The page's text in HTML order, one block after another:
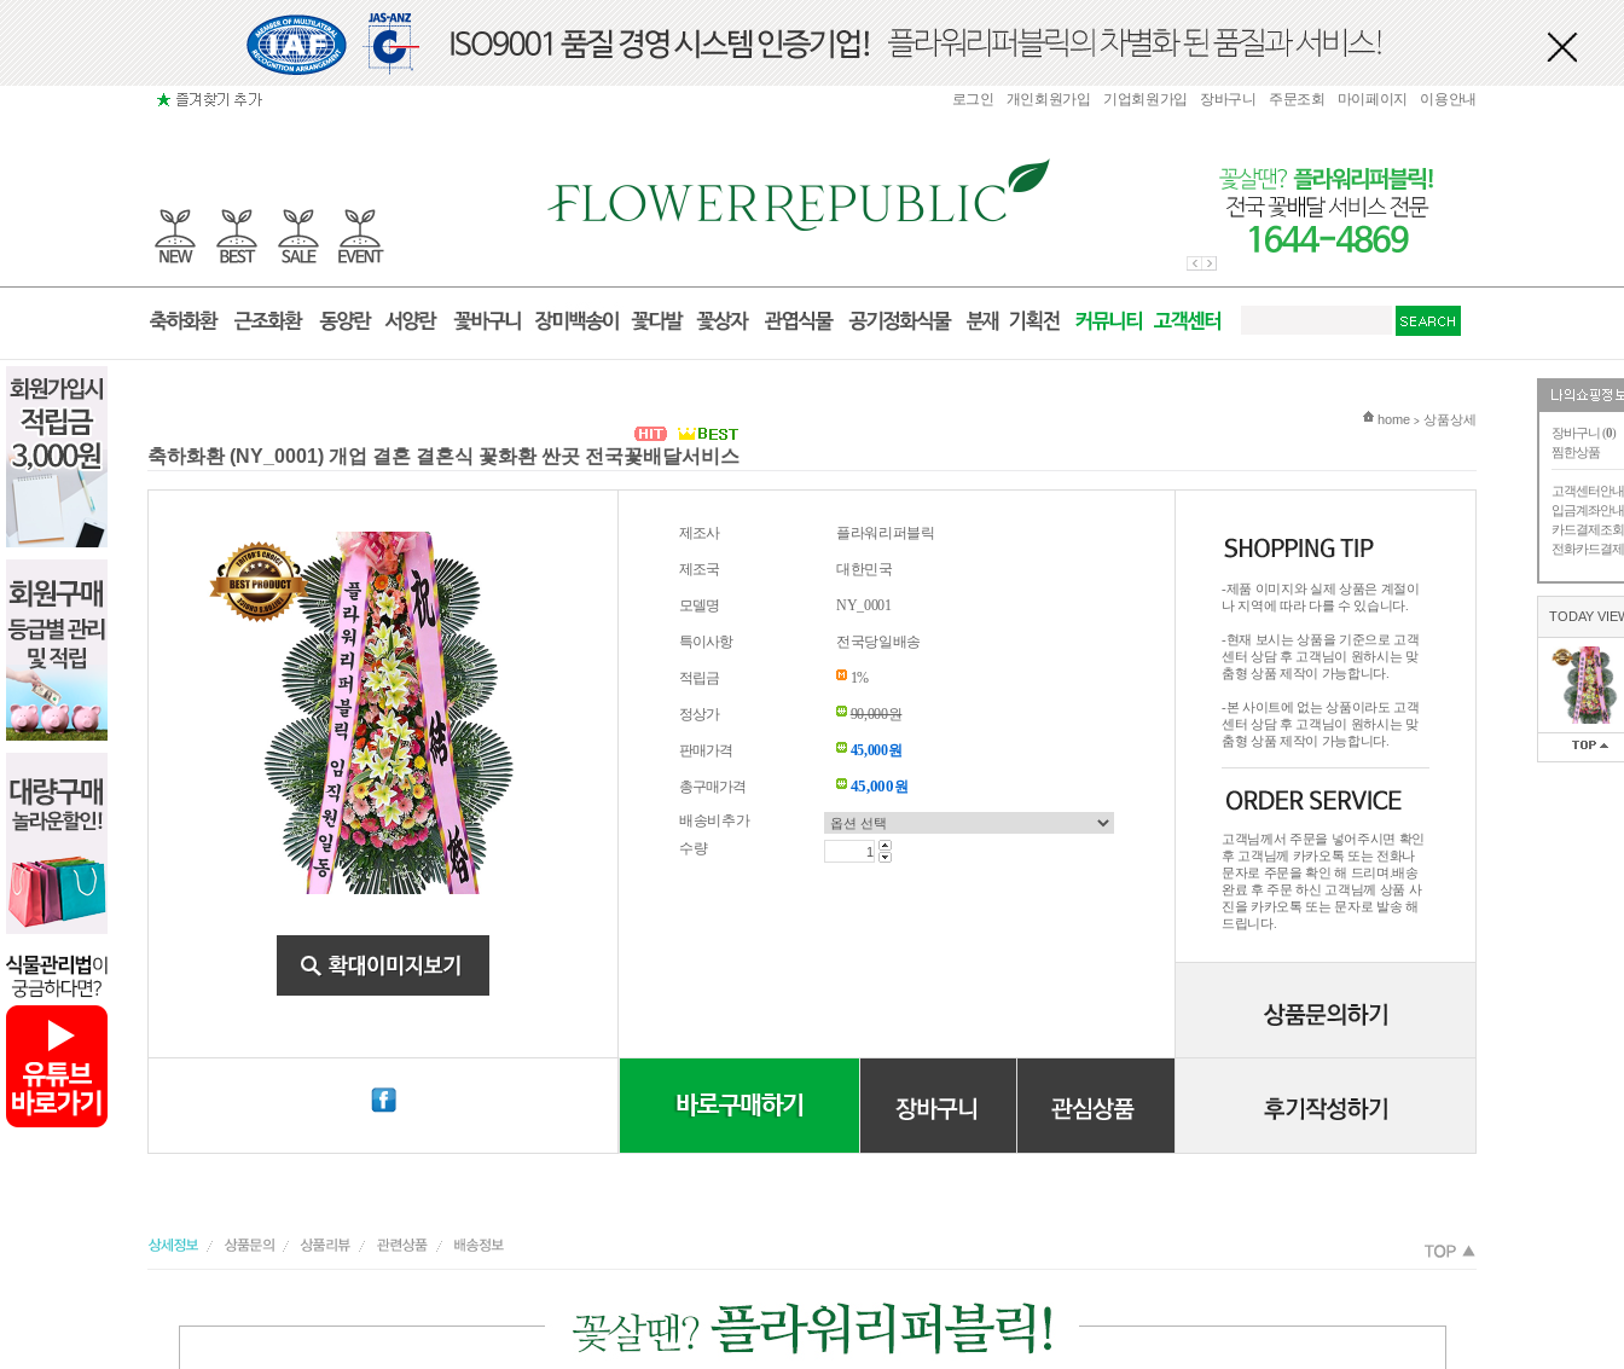
장바구니 (0)
찜한상품
고객센터안내
입금계좌안내
카드결제조회
전화카드결제
TODAY
로그인 개인회원가입 기업회원가입 장바구니 주문조회 마이페이지 이용안내
현재 위치
home > 상품상세
축하화환 (NY_0001) 개업 결혼 결혼식 꽃화환 싼곳 전국꽃배달서비스
제조사 플라워리퍼블릭
제조국 대한민국
모델명 NY_0001
특이사항 전국당일배송
적립금 1%
정상가 90,000원
판매가격 45,000원
총구매가격 45,000원
배송비추가
수량
-제품 이미지와 실제 상품은 계절이
나 지역에 따라 다를 수 있습니다.
-현재 보시는 상품을 기준으로 고객
센터 상담 후 고객님이 원하시는 맞
춤형 상품 제작이 가능합니다.
-본 사이트에 없는 상품이라도 고객
센터 상담 후 고객님이 원하시는 맞
춤형 상품 제작이 가능합니다.
고객님께서 주문을 넣어주시면 확인
후 고객님께 카카오톡 또는 전화나
문자로 주문을 확인 해 드리며.배송
완료 후 주문 하신 고객님께 상품 사
진을 카카오톡 또는 문자로 발송 해
드립니다.